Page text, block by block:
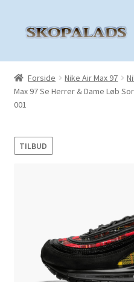
Forside
Nike Air Force 1
Nike Air Max 90
Forside Nike Air Max 97
Max 97 Se Herrer & Dame Løb
001
TILBUD